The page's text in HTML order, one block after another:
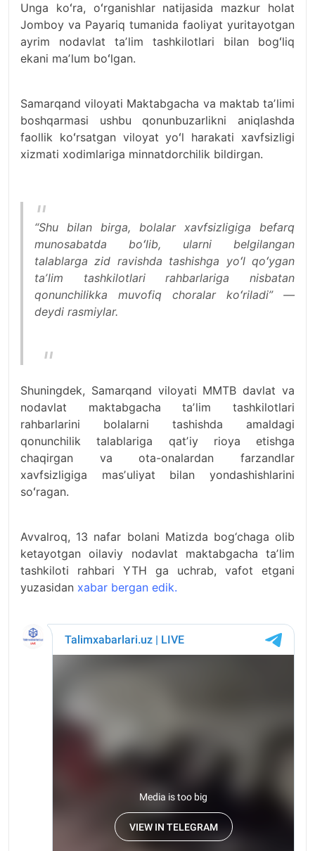
Unga koʻra, oʻrganishlar natijasida mazkur holat
Jomboy va Payariq tumanida faoliyat yuritayotgan
ayrim nodavlat taʼlim tashkilotlari bilan bogʻliq
ekani maʼlum boʻlgan.
Samarqand viloyati Maktabgacha va maktab taʼlimi
boshqarmasi ushbu qonunbuzarlikni aniqlashda
faollik koʻrsatgan viloyat yoʻl harakati xavfsizligi
xizmati xodimlariga minnatdorchilik bildirgan.
“Shu bilan birga, bolalar xavfsizligiga befarq
munosabatda boʻlib, ularni belgilangan
talablarga zid ravishda tashishga yoʻl qoʻygan
taʼlim tashkilotlari rahbarlariga nisbatan
qonunchilikka muvofiq choralar koʻriladi” —
deydi rasmiylar.
Shuningdek, Samarqand viloyati MMTB davlat va
nodavlat maktabgacha taʼlim tashkilotlari
rahbarlarini bolalarni tashishda amaldagi
qonunchilik talablariga qatʼiy rioya etishga
chaqirgan va ota-onalardan farzandlar
xavfsizligiga masʼuliyat bilan yondashishlarini
soʻragan.
Avvalroq, 13 nafar bolani Matizda bog‘chaga olib
ketayotgan oilaviy nodavlat maktabgacha taʼlim
tashkiloti rahbari YTH ga uchrab, vafot etgani
yuzasidan xabar bergan edik.